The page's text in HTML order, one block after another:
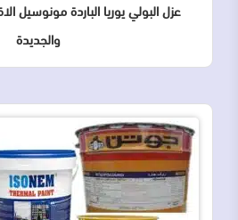
عزل البولي يوريا الباردة مونوسيل
والجديدة